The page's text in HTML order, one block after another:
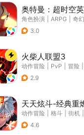
奥特曼：超时空
角色扮演 ARPG 奇幻
3.0
火柴人联盟3
动作冒险 PvP 冒险
2.9
天天炫斗-经典重
动作冒险 格斗 街机
4.6